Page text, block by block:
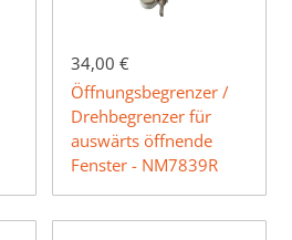
34,00 €
Öffnungsbegrenzer /
Drehbegrenzer für
auswärts öffnende
Fenster - NM7839R